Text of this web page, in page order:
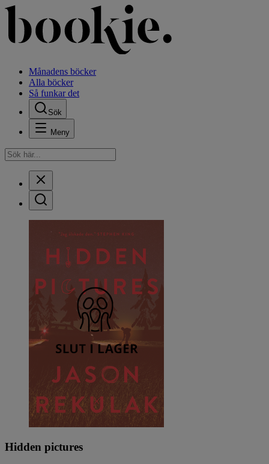
Månadens böcker
Alla böcker
Så funkar det
Sök
Meny
Hidden pictures